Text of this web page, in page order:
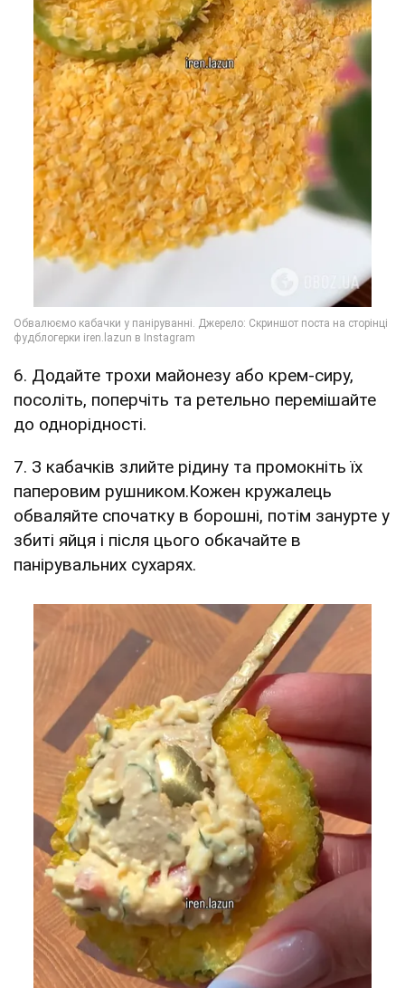
6. Додайте трохи майонезу або крем-сиру,
посоліть, поперчіть та ретельно перемішайте
до однорідності.
7. З кабачків злийте рідину та промокніть їх
паперовим рушником.Кожен кружалець
обваляйте спочатку в борошні, потім занурте у
збиті яйця і після цього обкачайте в
панірувальних сухарях.